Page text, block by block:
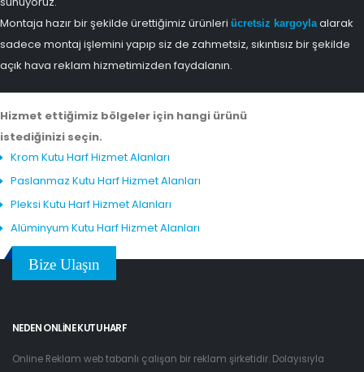
Montaja hazır bir şekilde ürettiğimiz ürünleri ücretsiz kargoylaalarak
sadece montaj işlemini yapıp siz de zahmetsiz, sıkıntısız bir şekilde
açık hava reklam hizmetimizden faydalanın.
Hizmet ettiğimiz bölgeler için hangi ürünü
istediğinizi seçin.
Krom Kutu Harf Hizmet Alanları
Paslanmaz Kutu Harf Hizmet Alanları
Pleksi Kutu Harf Hizmet Alanları
Alüminyum Kutu Harf Hizmet Alanları
Bize Ulaşın
NEDEN ONLINE KUTU HARF
Online Reklam web tabanlı çalışan bir reklam şirketidir. Dolayısıyla